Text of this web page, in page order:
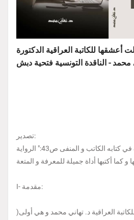
أعشقها للكاتبة العراقية الدكتورة
محمد - الناقدة التونسية فتحية دبش
تصدير:
يقول عبد الرحمان منيف في كتابه الكاتب و المنفى ص43:" الرواية
I- مقدمة:
)ما زلت أعشقها)، رواية للكاتبة العراقية د. تهاني محمد و هي أولى